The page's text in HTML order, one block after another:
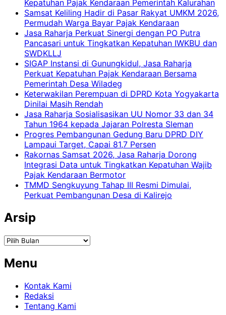
Kepatuhan Pajak Kendaraan Pemerintah Kalurahan
Samsat Keliling Hadir di Pasar Rakyat UMKM 2026,
Permudah Warga Bayar Pajak Kendaraan
Jasa Raharja Perkuat Sinergi dengan PO Putra
Pancasari untuk Tingkatkan Kepatuhan IWKBU dan
SWDKLLJ
SIGAP Instansi di Gunungkidul, Jasa Raharja
Perkuat Kepatuhan Pajak Kendaraan Bersama
Pemerintah Desa Wiladeg
Keterwakilan Perempuan di DPRD Kota Yogyakarta
Dinilai Masih Rendah
Jasa Raharja Sosialisasikan UU Nomor 33 dan 34
Tahun 1964 kepada Jajaran Polresta Sleman
Progres Pembangunan Gedung Baru DPRD DIY
Lampaui Target, Capai 81,7 Persen
Rakornas Samsat 2026, Jasa Raharja Dorong
Integrasi Data untuk Tingkatkan Kepatuhan Wajib
Pajak Kendaraan Bermotor
TMMD Sengkuyung Tahap III Resmi Dimulai,
Perkuat Pembangunan Desa di Kalirejo
Arsip
Arsip
Menu
Kontak Kami
Redaksi
Tentang Kami